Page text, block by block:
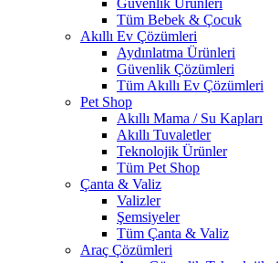
Güvenlik Ürünleri
Tüm Bebek & Çocuk
Akıllı Ev Çözümleri
Aydınlatma Ürünleri
Güvenlik Çözümleri
Tüm Akıllı Ev Çözümleri
Pet Shop
Akıllı Mama / Su Kapları
Akıllı Tuvaletler
Teknolojik Ürünler
Tüm Pet Shop
Çanta & Valiz
Valizler
Şemsiyeler
Tüm Çanta & Valiz
Araç Çözümleri